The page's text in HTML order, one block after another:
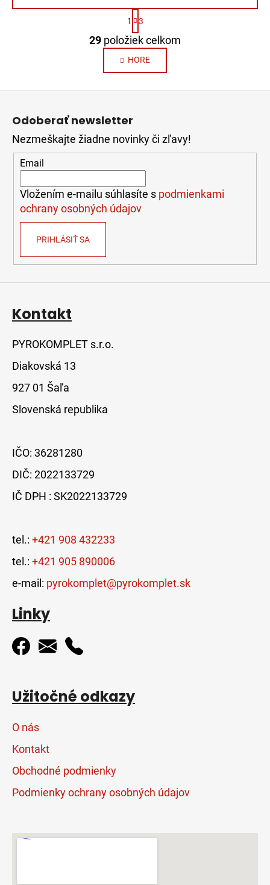
O
v
l
á
d
e
p
r
k
y
i
u
S
t
r
á
n
k
v
e
1 3
29 položiek celkom
HORE
Z
Odoberať newsletter
Nezmeškajte žiadne novinky či zľavy!
Email
Vložením e-mailu súhlasíte s podmienkami
ochrany osobných údajov
PRIHLÁSIŤ SA
Kontakt
PYROKOMPLET s.r.o.
Diakovská 13
927 01 Šaľa
Slovenská republika
IČO: 36281280
DIČ: 2022133729
IČ DPH : SK2022133729
tel.: +421 908 432233
tel.: +421 905 890006
e-mail: pyrokomplet@pyrokomplet.sk
Linky
Užitočné odkazy
O nás
Kontakt
Obchodné podmienky
Podmienky ochrany osobných údajov